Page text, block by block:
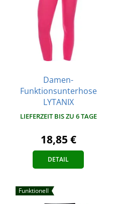
Damen-
Funktionsunterhose
LYTANIX
LIEFERZEIT BIS ZU 6 TAGE
18,85 €
DETAIL
Funktionell